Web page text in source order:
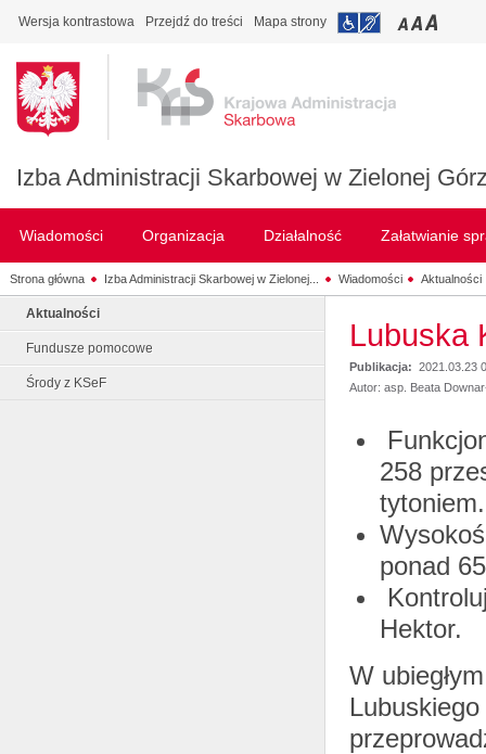
Wersja kontrastowa Przejdź do treści Mapa strony
Izba Administracji Skarbowej w Zielonej
Wiadomości Organizacja Działalność Załatwianie
Strona główna Izba Administracji Skarbowej w Zielonej... Wiadomości Aktualności
Aktualności
Fundusze pomocowe
Środy z KSeF
Lubuska
Publikacja: 2021.03.23
Autor: asp. Beata
258
tytoniem.
ponad
Hektor.
W